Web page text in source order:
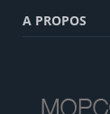
A PROPOS